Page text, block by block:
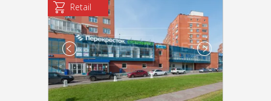
Retail